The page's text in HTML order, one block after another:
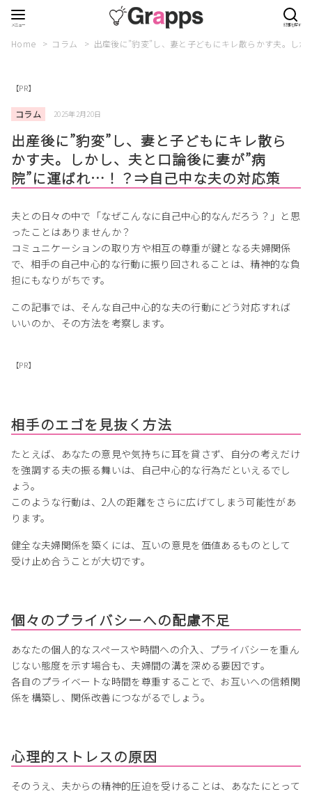
Home コラム 出産後に”豹変”し、妻と子どもにキレ散らかす夫。し
【PR】
コラム 2025年2月20日
出産後に”豹変”し、妻と子どもにキレ散ら
かす夫。しかし、夫と口論後に妻が”病
院”に運ばれ…！？⇒自己中な夫の対応策
夫との日々の中で「なぜこんなに自己中心的なんだろう？」と思
ったことはありませんか？
コミュニケーションの取り方や相互の尊重が鍵となる夫婦関係
で、相手の自己中心的な行動に振り回されることは、精神的な負
担にもなりがちです。
この記事では、そんな自己中心的な夫の行動にどう対応すれば
いいのか、その方法を考察します。
【PR】
相手のエゴを見抜く方法
たとえば、あなたの意見や気持ちに耳を貸さず、自分の考えだけ
を強調する夫の振る舞いは、自己中心的な行為だといえるでし
ょう。
このような行動は、2人の距離をさらに広げてしまう可能性があ
ります。
健全な夫婦関係を築くには、互いの意見を価値あるものとして
受け止め合うことが大切です。
個々のプライバシーへの配慮不足
あなたの個人的なスペースや時間への介入、プライバシーを重ん
じない態度を示す場合も、夫婦間の溝を深める要因です。
各自のプライベートな時間を尊重することで、お互いへの信頼関
係を構築し、関係改善につながるでしょう。
心理的ストレスの原因
そのうえ、夫からの精神的圧迫を受けることは、あなたにとって